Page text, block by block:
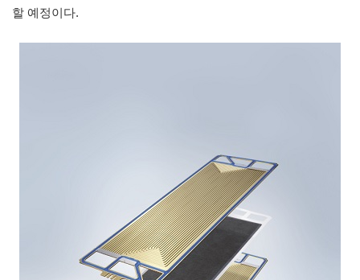
할 예정이다.